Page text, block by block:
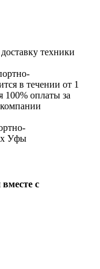
техники
в течении от 1
100% оплаты за
Уфы
с